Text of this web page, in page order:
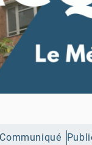
Communiqué